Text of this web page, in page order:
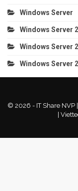
Windows Server
Windows Server
Windows Server
Windows Server
© 2026 - IT Share NVP
|